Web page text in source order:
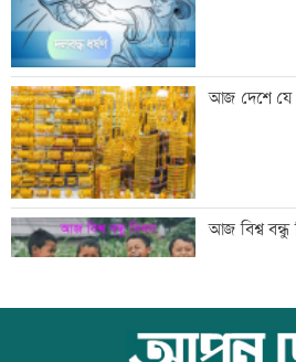
তিস্তা
হচ্ছে:
অতিরিক্ত
ইবির
আজ দেশে যে
আজ বিশ্ব বন্ধু